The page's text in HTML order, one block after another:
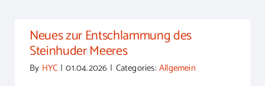
Neues zur Entschlammung des
Steinhuder Meeres
By HYC | 01.04.2026 | Categories:Allgemein